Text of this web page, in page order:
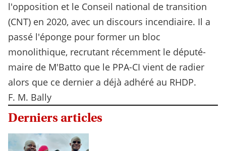
l'opposition et le Conseil national de transition
(CNT) en 2020, avec un discours incendiaire. Il a
passé l'éponge pour former un bloc
monolithique, recrutant récemment le député-
maire de M'Batto que le PPA-CI vient de radier
alors que ce dernier a déjà adhéré au RHDP.
F. M. Bally
Derniers articles